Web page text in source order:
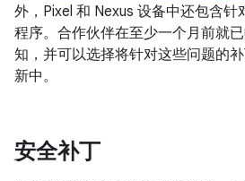
外，Pixel 和 Nexus 设备中还包含
程序。合作伙伴在至少一个月前就
知，并可以选择将针对这些问题的
新中。
安全补丁